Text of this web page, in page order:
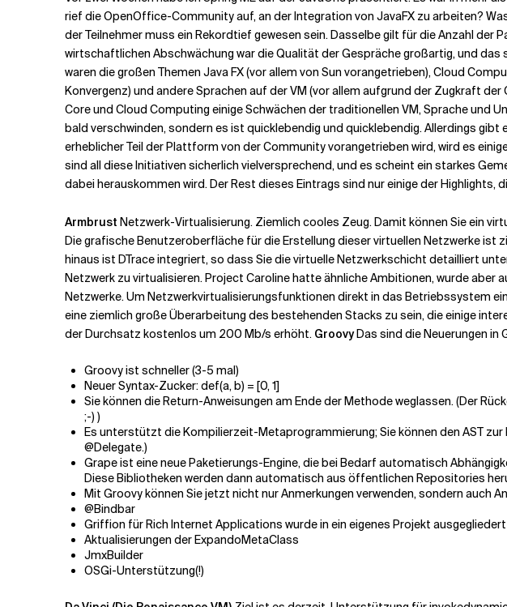
Verwandte Themen
rief die OpenOffice-Community auf, an der Integration von JavaFX zu arbeiten?
der Teilnehmer muss ein Rekordtief gewesen sein. Dasselbe gilt für die Anzahl
wirtschaftlichen Abschwächung war die Qualität der Gespräche großartig, und
waren die großen Themen Java FX (vor allem von Sun vorangetrieben), Cloud
Konvergenz) und andere Sprachen auf der VM (vor allem aufgrund der Zugkraft
Core und Cloud Computing einige Schwächen der traditionellen VM, Sprache
bald verschwinden, sondern es ist quicklebendig und quicklebendig. Allerdings
erheblicher Teil der Plattform von der Community vorangetrieben wird, wird es
sind all diese Initiativen sicherlich vielversprechend, und es scheint ein starkes
dabei herauskommen wird. Der Rest dieses Eintrags sind nur einige der
Armbrust Netzwerk-Virtualisierung. Ziemlich cooles Zeug. Damit können Sie ein
Die grafische Benutzeroberfläche für die Erstellung dieser virtuellen Netzwerke ist
hinaus ist DTrace integriert, so dass Sie die virtuelle Netzwerkschicht detailliert
Netzwerk zu virtualisieren. Project Caroline hatte ähnliche Ambitionen, wurde
Netzwerke. Um Netzwerkvirtualisierungsfunktionen direkt in das Betriebssystem
eine ziemlich große Überarbeitung des bestehenden Stacks zu sein, die einige
der Durchsatz kostenlos um 200 Mb/s erhöht. GroovyDas sind die Neuerungen in
Groovy ist schneller (3-5 mal)
Neuer Syntax-Zucker: def(a, b) = [0, 1]
Sie können die Return-Anweisungen am Ende der Methode weglassen. (Der
;-) )
Es unterstützt die Kompilierzeit-Metaprogrammierung; Sie können den AST
@Delegate.)
Grape ist eine neue Paketierungs-Engine, die bei Bedarf automatisch
Diese Bibliotheken werden dann automatisch aus öffentlichen Repositories
Mit Groovy können Sie jetzt nicht nur Anmerkungen verwenden, sondern auch
@Bindbar
Griffion für Rich Internet Applications wurde in ein eigenes Projekt ausgegliedert
Aktualisierungen der ExpandoMetaClass
JmxBuilder
OSGi-Unterstützung(!)